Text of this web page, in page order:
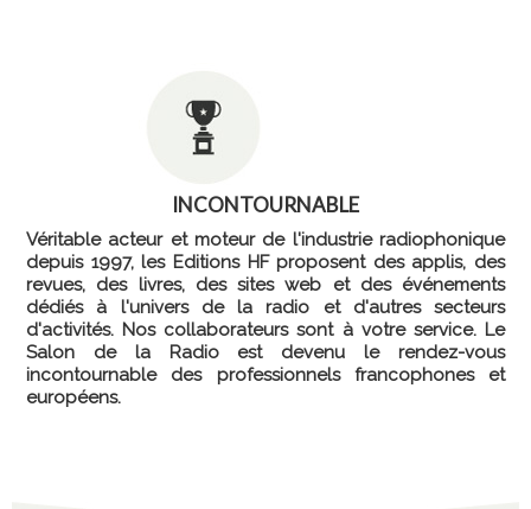
INCONTOURNABLE
Véritable acteur et moteur de l'industrie radiophonique
depuis 1997, les Editions HF proposent des applis, des
revues, des livres, des sites web et des événements
dédiés à l'univers de la radio et d'autres secteurs
d'activités. Nos collaborateurs sont à votre service. Le
Salon de la Radio est devenu le rendez-vous
incontournable des professionnels francophones et
européens.